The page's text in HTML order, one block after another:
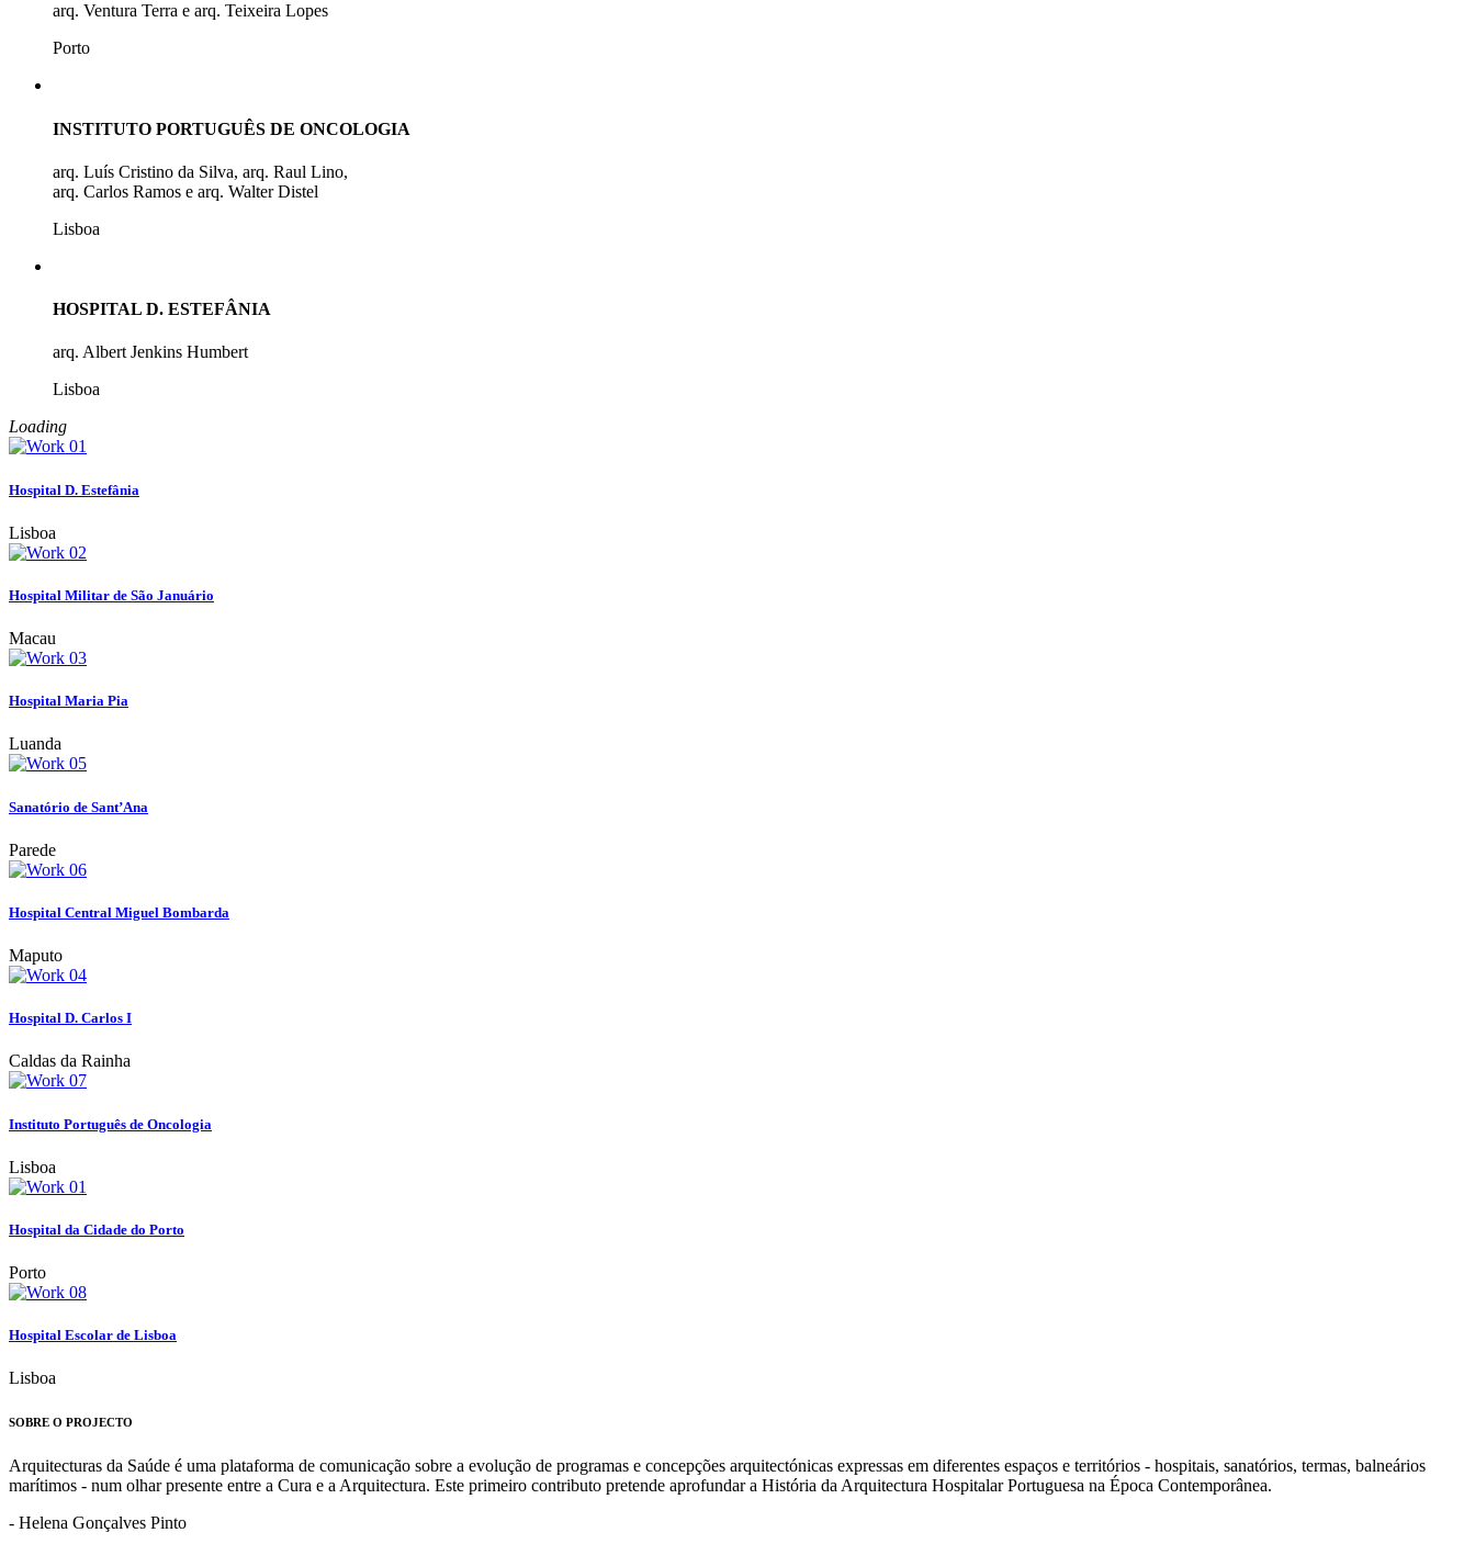
arq. Ventura Terra e arq. Teixeira Lopes
Porto
INSTITUTO PORTUGUÊS DE ONCOLOGIA
arq. Luís Cristino da Silva, arq. Raul Lino,
arq. Carlos Ramos e arq. Walter Distel
Lisboa
HOSPITAL D. ESTEFÂNIA
arq. Albert Jenkins Humbert
Lisboa
Loading
Hospital D. Estefânia
Lisboa
Hospital Militar de São Januário
Macau
Hospital Maria Pia
Luanda
Sanatório de Sant’Ana
Parede
Hospital Central Miguel Bombarda
Maputo
Hospital D. Carlos I
Caldas da Rainha
Instituto Português de Oncologia
Lisboa
Hospital da Cidade do Porto
Porto
Hospital Escolar de Lisboa
Lisboa
SOBRE O PROJECTO
Arquitecturas da Saúde é uma plataforma de comunicação sobre a evolução de programas e concepções arquitectónicas expressas em diferentes espaços e territórios - hospitais, sanatórios, termas, balneários
marítimos - num olhar presente entre a Cura e a Arquitectura. Este primeiro contributo pretende aprofundar a História da Arquitectura Hospitalar Portuguesa na Época Contemporânea.
- Helena Gonçalves Pinto